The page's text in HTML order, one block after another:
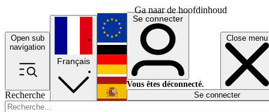
Ga naar de hoofdinhoud
Open sub
navigation
Close menu
Recherche
Français
English
Deutsch
Español
Se connecter
Vous êtes déconnecté.
Se connecter